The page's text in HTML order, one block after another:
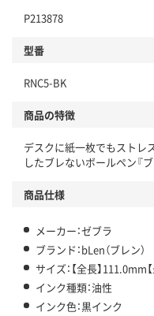
P213878
型番
RNC5-BK
商品の特徴
デスクに紙一枚でもストレ
したブレないボールペン『
商品仕様
メーカー：ゼブラ
ブランド：bLen（ブレン）
サイズ：【全長】111.0mm
インク種類：油性
インク色：黒インク